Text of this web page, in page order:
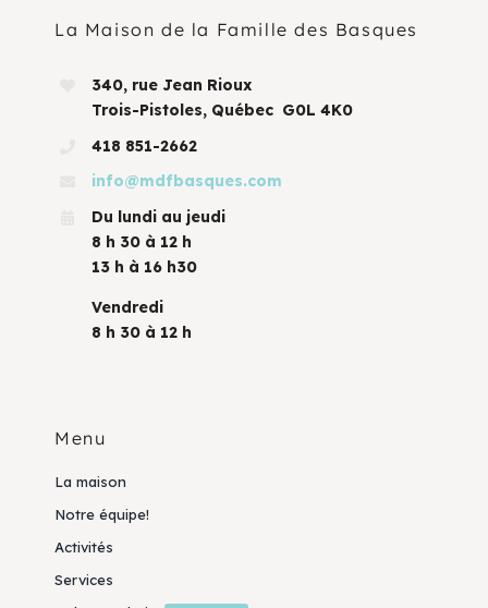
La Maison de la Famille des Basques
340, rue Jean Rioux
Trois-Pistoles, Québec G0L 4K0
418 851-2662
info@mdfbasques.com
Du lundi au jeudi
8 h 30 à 12 h
13 h à 16 h30
Vendredi
8 h 30 à 12 h
Menu
La maison
Notre équipe!
Activités
Services